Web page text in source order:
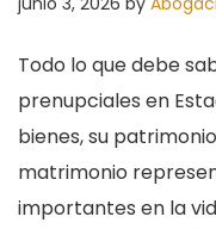
Todo lo que debe
prenupciales en
bienes, su
matrimonio
importantes en la